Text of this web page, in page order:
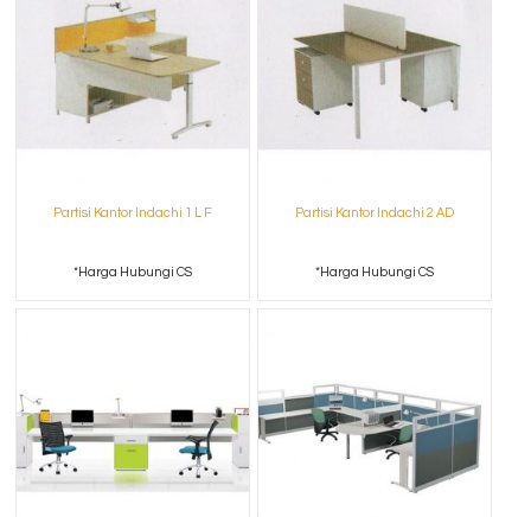
Partisi Kantor Indachi 1 L F
*Harga Hubungi CS
Partisi Kantor Indachi 2 AD
*Harga Hubungi CS